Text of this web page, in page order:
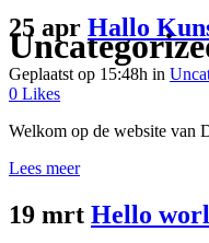
25 apr Hallo
Geplaatst op 15:48h in
0 Likes
Welkom op de website van
Lees meer
19 mrt Hello